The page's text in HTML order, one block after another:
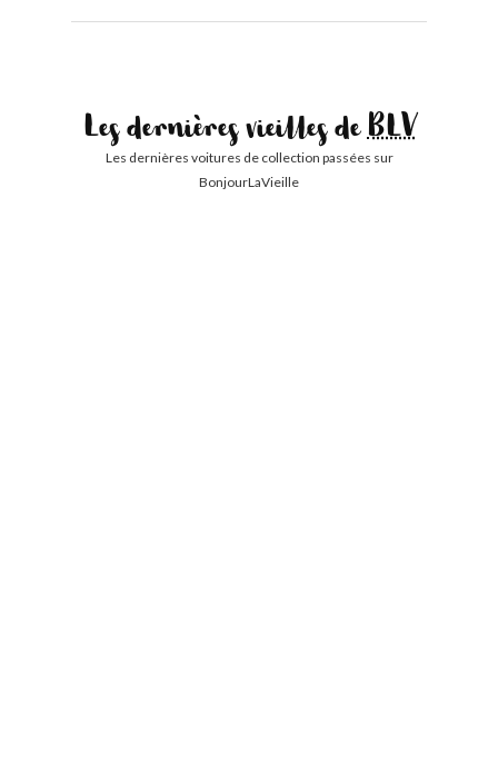
Les dernières vieilles deBLV
Les dernières voitures de collection passées sur
BonjourLaVieille